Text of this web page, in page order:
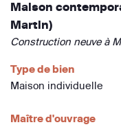
Maison
Martin)
Construction neuve à
Type de bien
Maison individuelle
Maître d'ouvrage